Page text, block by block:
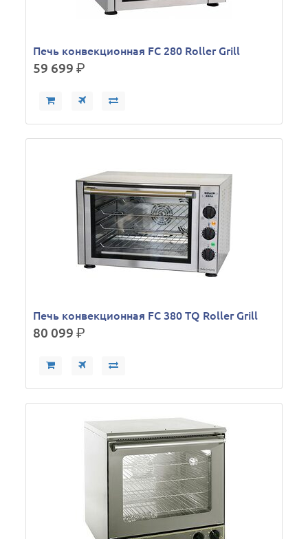
Печь конвекционная FC 280 Roller Grill
59 699р.
Печь конвекционная FC 380 TQ Roller Grill
80 099р.